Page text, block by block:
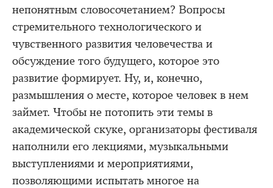
непонятным словосочетанием? Вопросы
стремительного технологического и
чувственного развития человечества и
обсуждение того будущего, которое это
развитие формирует. Ну, и, конечно,
размышления о месте, которое человек в нем
займет. Чтобы не потопить эти темы в
академической скуке, организаторы фестиваля
наполнили его лекциями, музыкальными
выступлениями и мероприятиями,
позволяющими испытать многое на